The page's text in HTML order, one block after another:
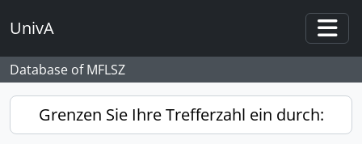
UnivA
Database of MFLSZ
Grenzen Sie Ihre Trefferzahl ein durch: